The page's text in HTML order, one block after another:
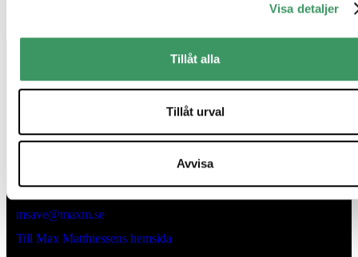
Visa detaljer
Tillåt alla
Tillåt urval
Avvisa
Kontaktinformation
Box 3205 , 103 64 Stockholm
msave@maxm.se
Till Max Matthiessens hemsida